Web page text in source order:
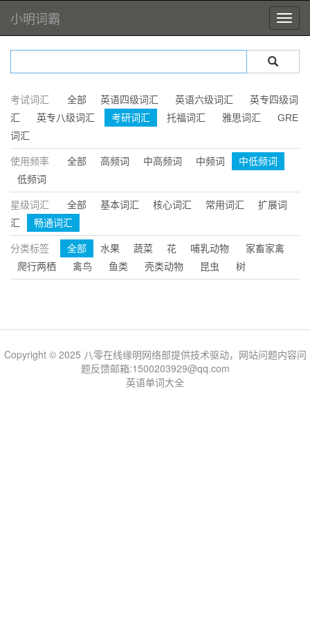
小明词霸
考试词汇 全部 英语四级词汇 英语六级词汇
英专四级词
汇
英专八级词汇 考研词汇 托福词汇 雅思词汇
GRE
词汇
使用频率 全部 高频词 中高频词 中频词
中低频词
低频词
星级词汇 全部 基本词汇 核心词汇 常用词汇
扩展词
汇
畅通词汇
分类标签 全部 水果 蔬菜 花 哺乳动物
家畜家禽
爬行两栖
禽鸟 鱼类 壳类动物 昆虫 树
Copyright © 2025 八零在线缘明网络部提供技术驱动，网站问题内容问
题反馈邮箱:1500203929@qq.com
英语单词大全